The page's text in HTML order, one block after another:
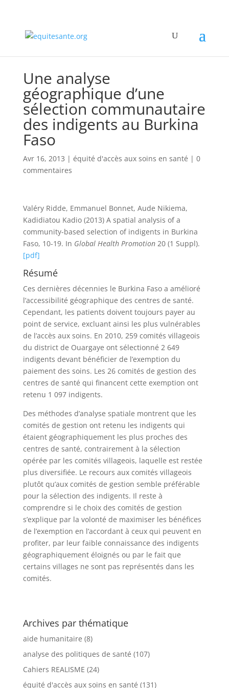
Une analyse
géographique d’une
sélection communautaire
des indigents au Burkina
Faso
Avr 16, 2013 | équité d'accès aux soins en santé | 0
commentaires
Valéry Ridde, Emmanuel Bonnet, Aude Nikiema,
Kadidiatou Kadio (2013) A spatial analysis of a
community-based selection of indigents in Burkina
Faso, 10-19. In Global Health Promotion20 (1 Suppl).
[pdf]
Résumé
Ces dernières décennies le Burkina Faso a amélioré
l’accessibilité géographique des centres de santé.
Cependant, les patients doivent toujours payer au
point de service, excluant ainsi les plus vulnérables
de l’accès aux soins. En 2010, 259 comités villageois
du district de Ouargaye ont sélectionné 2 649
indigents devant bénéficier de l’exemption du
paiement des soins. Les 26 comités de gestion des
centres de santé qui financent cette exemption ont
retenu 1 097 indigents.
Des méthodes d’analyse spatiale montrent que les
comités de gestion ont retenu les indigents qui
étaient géographiquement les plus proches des
centres de santé, contrairement à la sélection
opérée par les comités villageois, laquelle est restée
plus diversifiée. Le recours aux comités villageois
plutôt qu’aux comités de gestion semble préférable
pour la sélection des indigents. Il reste à
comprendre si le choix des comités de gestion
s’explique par la volonté de maximiser les bénéfices
de l’exemption en l’accordant à ceux qui peuvent en
profiter, par leur faible connaissance des indigents
géographiquement éloignés ou par le fait que
certains villages ne sont pas représentés dans les
comités.
Archives par thématique
aide humanitaire (8)
analyse des politiques de santé (107)
Cahiers REALISME (24)
équité d'accès aux soins en santé (131)